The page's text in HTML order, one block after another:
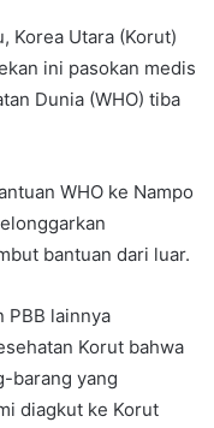
Korea Utara (Korut)
ini pasokan medis
Dunia (WHO) tiba
WHO ke Nampo
bantuan dari luar.
PBB lainnya
Korut bahwa
barang yang
diagkut ke Korut